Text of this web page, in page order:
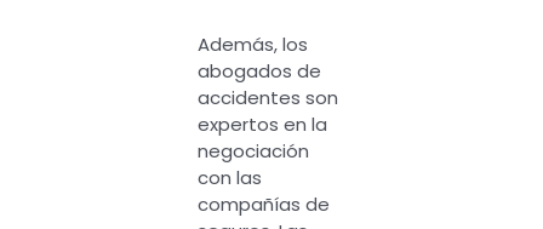
Además, los
abogados de
accidentes son
expertos en la
negociación
con las
compañías de